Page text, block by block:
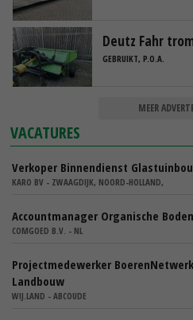
Deutz Fahr
GEBRUIKT, P.O.A.
MEER
VACATURES
Verkoper Binnendienst
KARO BV - ZWAAGDIJK, NOORD-HOLLAND,
Accountmanager Organische
COMGOED B.V. - NL
Projectmedewerker
Landbouw
WIJ.LAND - ABCOUDE